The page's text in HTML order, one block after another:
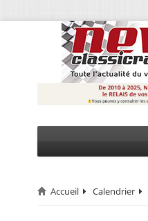
CIRCUIT
Accueil Calendrier